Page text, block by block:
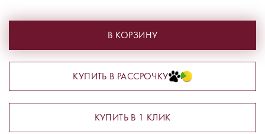
В КОРЗИНУ
КУПИТЬ В РАССРОЧКУ
КУПИТЬ В 1 КЛИК